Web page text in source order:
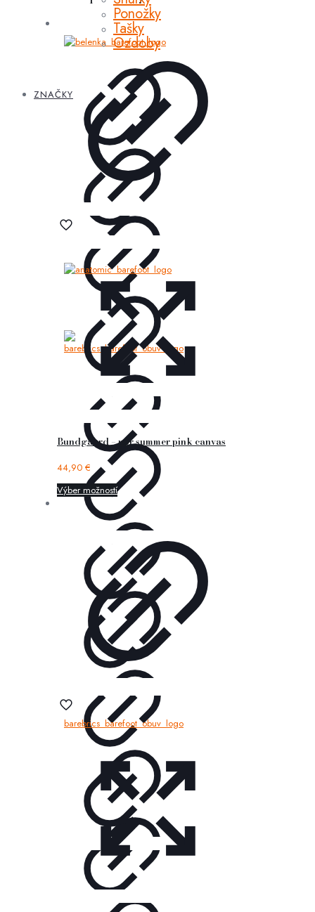
Ponožky
Tašky
Ozdoby
ZNAČKY
Bundgaard – nor summer pink canvas
44,90 €
Výber možností